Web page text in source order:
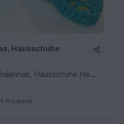
Hausschuhe
Schuhe: Schlappen, Balerinas, Hausschuhe hier findest Du einige Anregungen
Produkte